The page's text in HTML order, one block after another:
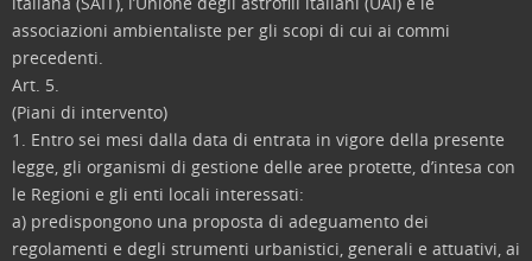
associazioni ambientaliste per gli scopi di cui ai commi
precedenti.
Art. 5.
(Piani di intervento)
1. Entro sei mesi dalla data di entrata in vigore della presente
legge, gli organismi di gestione delle aree protette, d’intesa con
le Regioni e gli enti locali interessati:
a) predispongono una proposta di adeguamento dei
regolamenti e degli strumenti urbanistici, generali e attuativi, ai